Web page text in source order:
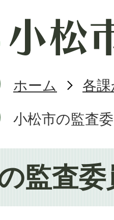
ホーム
各
小松市の監査
監査委